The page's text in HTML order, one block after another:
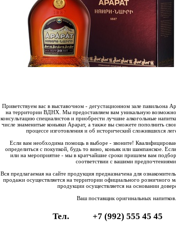
Приветствуем вас в выставочном - дегустационном зале павильона
на территории ВДНХ. Мы предоставляем вам уникальную
консультацию специалистов и приобрести лучшие алкогольные
числе знаменитые коньяки Арарат, а также вы сможете пополнить
процессе изготовления и об исторический сложившихся
Если вам необходима помощь в выборе - звоните!
определиться с покупкой, будь то вино, коньяк или шампанское.
или на мероприятие - мы в кратчайшие сроки пришлем вам
соответствии с вашими предпочтениями.
Вся предлагаемая на сайте продукция предназначена для
продажи осуществляется на территории официального розничного
продукции осуществляется на основании
Ваш поставщик оригинальных напитков.
Тел. +7 (992) 555 45 45